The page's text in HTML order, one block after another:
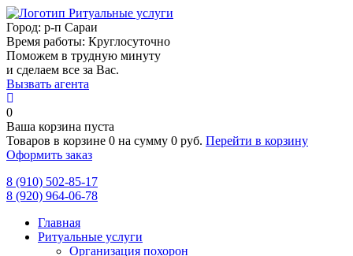
Город: р-п Сараи
Время работы: Круглосуточно
Поможем в трудную минуту
и сделаем все за Вас.
Вызвать агента
0
Ваша корзина пуста
Товаров в корзине 0 на сумму 0 руб. Перейти в корзину
Оформить заказ
8 (910) 502-85-17
8 (920) 964-06-78
Главная
Ритуальные услуги
Организация похорон